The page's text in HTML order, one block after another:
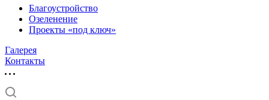
Благоустройство
Озеленение
Проекты «под ключ»
Галерея
Контакты